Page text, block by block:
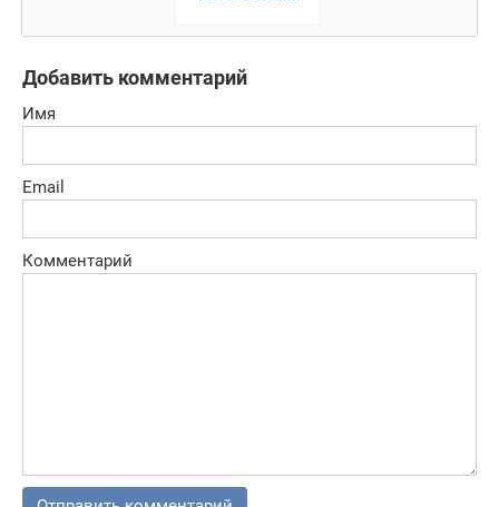
Добавить комментарий
Имя
Email
Комментарий